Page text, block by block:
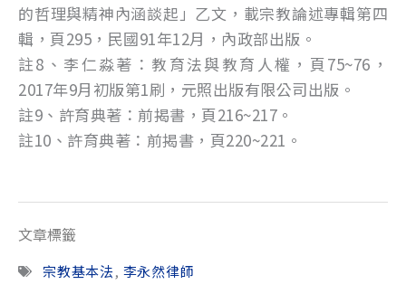
的哲理與精神內涵談起」乙文，載宗教論述專輯第四
輯，頁295，民國91年12月，內政部出版。
註8、李仁淼著：教育法與教育人權，頁75~76，
2017年9月初版第1刷，元照出版有限公司出版。
註9、許育典著：前揭書，頁216~217。
註10、許育典著：前揭書，頁220~221。
文章標籤
宗教基本法, 李永然律師